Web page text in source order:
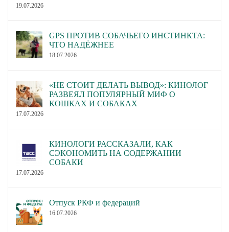
19.07.2026
GPS ПРОТИВ СОБАЧЬЕГО ИНСТИНКТА:
ЧТО НАДЁЖНЕЕ
18.07.2026
«НЕ СТОИТ ДЕЛАТЬ ВЫВОД»: КИНОЛОГ
РАЗВЕЯЛ ПОПУЛЯРНЫЙ МИФ О
КОШКАХ И СОБАКАХ
17.07.2026
КИНОЛОГИ РАССКАЗАЛИ, КАК
СЭКОНОМИТЬ НА СОДЕРЖАНИИ
СОБАКИ
17.07.2026
Отпуск РКФ и федераций
16.07.2026